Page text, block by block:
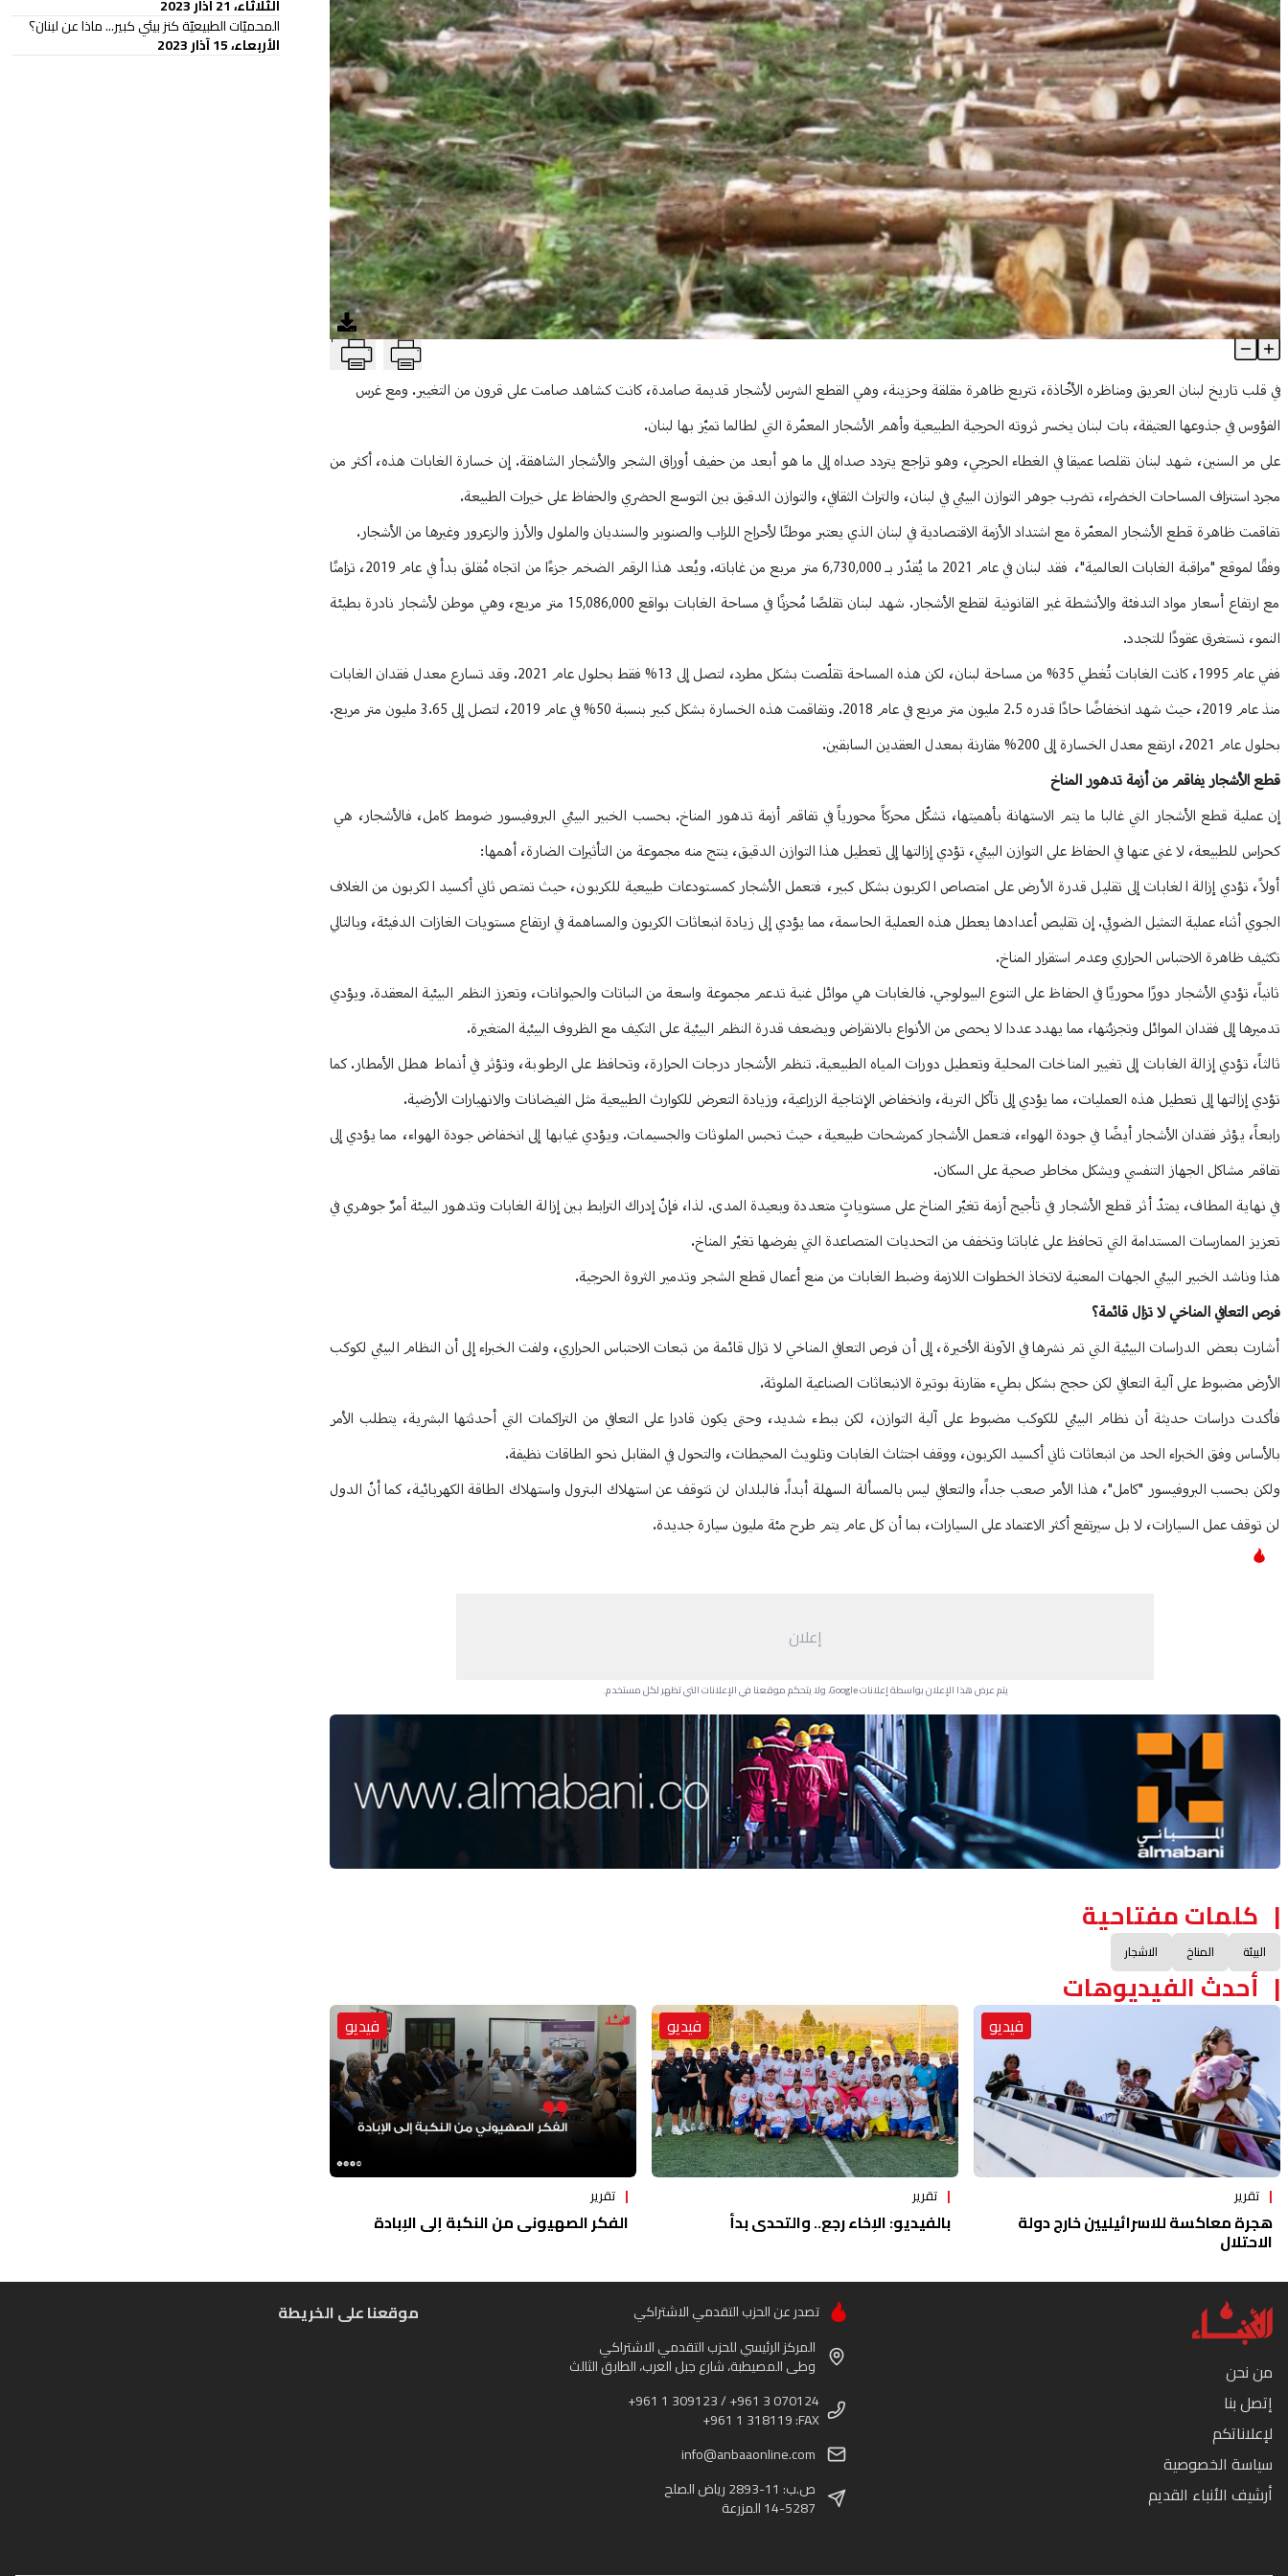
الفؤوس تنهش رئة لبنان.. نداء لإنقاذ ثروتنا الحرجيّة قبل فوات الأوان! T
Article Content
في قلب تاريخ لبنان العريق ومناظره الأخّاذة، تتربع ظاهرة مقلقة وحزينة، وهي القطع الشرس لأشجار قديمة صامدة، كانت كشاهد صامت على قرون من التغيير. ومع غرس
الفؤوس في جذوعها العتيقة، بات لبنان يخسر ثروته الحرجية الطبيعية وأهم الأشجار المعمّرة التي لطالما تميّز بها لبنان.
على مر السنين، شهد لبنان تقلصا عميقا في الغطاء الحرجي، وهو تراجع يتردد صداه إلى ما هو أبعد من حفيف أوراق الشجر والأشجار الشاهقة. إن خسارة الغابات هذه، أكثر من
مجرد استنزاف المساحات الخضراء، تضرب جوهر التوازن البيئي في لبنان، والتراث الثقافي، والتوازن الدقيق بين التوسع الحضري والحفاظ على خيرات الطبيعة.
تفاقمت ظاهرة قطع الأشجار المعمّرة مع اشتداد الأزمة الاقتصادية في لبنان الذي يعتبر موطنًا لأحراج اللزاب والصنوبر والسنديان والملول والأرز والزعرور وغيرها من الأشجار.
وفقًا لموقع "مراقبة الغابات العالمية"، فقد لبنان في عام 2021 ما يُقدّر بـ 6,730,000 متر مربع من غاباته. ويُعد هذا الرقم الضخم جزءًا من اتجاه مُقلق بدأ في عام 2019، تزامنًا
مع ارتفاع أسعار مواد التدفئة والأنشطة غير القانونية لقطع الأشجار. شهد لبنان تقلصًا مُحزنًا في مساحة الغابات بواقع 15,086,000 متر مربع، وهي موطن لأشجار نادرة بطيئة
النمو، تستغرق عقودًا للتجدد.
ففي عام 1995، كانت الغابات تُغطي 35% من مساحة لبنان، لكن هذه المساحة تقلّصت بشكل مطرد، لتصل إلى 13% فقط بحلول عام 2021. وقد تسارع معدل فقدان الغابات
منذ عام 2019، حيث شهد انخفاضًا حادًا قدره 2.5 مليون متر مربع في عام 2018. وتفاقمت هذه الخسارة بشكل كبير بنسبة 50% في عام 2019، لتصل إلى 3.65 مليون متر مربع.
بحلول عام 2021، ارتفع معدل الخسارة إلى 200% مقارنة بمعدل العقدين السابقين.
قطع الأشجار يفاقم من أزمة تدهور المناخ
إن عملية قطع الأشجار التي غالبا ما يتم الاستهانة بأهميتها، تشكّل محركاً محورياً في تفاقم أزمة تدهور المناخ. بحسب الخبير البيئي البروفيسور ضومط كامل، فالأشجار، هي
كحراس للطبيعة، لا غنى عنها في الحفاظ على التوازن البيئي، تؤدي إزالتها إلى تعطيل هذا التوازن الدقيق، ينتج منه مجموعة من التأثيرات الضارة، أهمها:
أولاً، تؤدي إزالة الغابات إلى تقليل قدرة الأرض على امتصاص الكربون بشكل كبير، فتعمل الأشجار كمستودعات طبيعية للكربون، حيث تمتص ثاني أكسيد الكربون من الغلاف
الجوي أثناء عملية التمثيل الضوئي. إن تقليص أعدادها يعطل هذه العملية الحاسمة، مما يؤدي إلى زيادة انبعاثات الكربون والمساهمة في ارتفاع مستويات الغازات الدفيئة، وبالتالي
تكثيف ظاهرة الاحتباس الحراري وعدم استقرار المناخ.
ثانياً، تؤدي الأشجار دورًا محوريًا في الحفاظ على التنوع البيولوجي. فالغابات هي موائل غنية تدعم مجموعة واسعة من النباتات والحيوانات، وتعزز النظم البيئية المعقدة. ويؤدي
تدميرها إلى فقدان الموائل وتجزئتها، مما يهدد عددا لا يحصى من الأنواع بالانقراض ويضعف قدرة النظم البيئية على التكيف مع الظروف البيئية المتغيرة.
ثالثاً، تؤدي إزالة الغابات إلى تغيير المناخات المحلية وتعطيل دورات المياه الطبيعية. تنظم الأشجار درجات الحرارة، وتحافظ على الرطوبة، وتؤثر في أنماط هطل الأمطار. كما
تؤدي إزالتها إلى تعطيل هذه العمليات، مما يؤدي إلى تآكل التربة، وانخفاض الإنتاجية الزراعية، وزيادة التعرض للكوارث الطبيعية مثل الفيضانات والانهيارات الأرضية.
رابعاً، يؤثر فقدان الأشجار أيضًا في جودة الهواء، فتعمل الأشجار كمرشحات طبيعية، حيث تحبس الملوثات والجسيمات. ويؤدي غيابها إلى انخفاض جودة الهواء، مما يؤدي إلى
تفاقم مشاكل الجهاز التنفسي ويشكل مخاطر صحية على السكان.
في نهاية المطاف، يمتدّ أثر قطع الأشجار في تأجيج أزمة تغيّر المناخ على مستوياتٍ متعددة وبعيدة المدى. لذا، فإنّ إدراك الترابط بين إزالة الغابات وتدهور البيئة أمرٌ جوهري في
تعزيز الممارسات المستدامة التي تحافظ على غاباتنا وتخفف من التحديات المتصاعدة التي يفرضها تغيّر المناخ.
هذا وناشد الخبير البيئي الجهات المعنية لاتخاذ الخطوات اللازمة وضبط الغابات من منع أعمال قطع الشجر وتدمير الثروة الحرجية.
فرص التعافي المناخي لا تزال قائمة؟
أشارت بعض الدراسات البيئية التي تم نشرها في الآونة الأخيرة، إلى أن فرص التعافي المناخي لا تزال قائمة من تبعات الاحتباس الحراري، ولفت الخبراء إلى أن النظام البيئي لكوكب
الأرض مضبوط على آلية التعافي لكن حجج بشكل بطيء مقارنة بوتيرة الانبعاثات الصناعية الملوثة.
فأكدت دراسات حديثة أن نظام البيئي للكوكب مضبوط على آلية التوازن، لكن ببطء شديد، وحتى يكون قادرا على التعافي من التراكمات التي أحدثتها البشرية، يتطلب الأمر
بالأساس وفق الخبراء الحد من انبعاثات ثاني أكسيد الكربون، ووقف اجتثاث الغابات وتلويث المحيطات، والتحول في المقابل نحو الطاقات نظيفة.
ولكن بحسب البروفيسور "كامل"، هذا الأمر صعب جداً، والتعافي ليس بالمسألة السهلة أبداً. فالبلدان لن تتوقف عن استهلاك البترول واستهلاك الطاقة الكهربائية، كما أنّ الدول
لن توقف عمل السيارات، لا بل سيرتفع أكثر الاعتماد على السيارات، بما أن كل عام يتم طرح مئة مليون سيارة جديدة.
إعلان
يتم عرض هذا الإعلان بواسطة إعلانات Google، ولا يتحكم موقعنا في الإعلانات التي تظهر لكل مستخدم.
Advertisement Section
كلمات مفتاحية
البيئة المناخ الاشجار
أحدث الفيديوهات
فيديو
تقرير
هجرة معاكسة للاسرائيليين خارج دولة
الاحتلال
فيديو
تقرير
بالفيديو: الإخاء رجع.. والتحدي بدأ
فيديو
تقرير
الفكر الصهيوني من النكبة إلى الإبادة
الثلاثاء، 21 آذار 2023
المحميّات الطبيعيّة كنز بيئي كبير... ماذا عن لبنان؟
الأربعاء، 15 آذار 2023
من نحن
إتصل بنا
لإعلاناتكم
سياسة الخصوصية
أرشيف الأنباء القديم
تصدر عن الحزب التقدمي الاشتراكي
المركز الرئيسي للحزب التقدمي الاشتراكي
وطى المصيطبة، شارع جبل العرب، الطابق الثالث
+961 1 309123 / +961 3 070124
+961 1 318119 :FAX
info@anbaaonline.com
ص.ب: 11-2893 رياض الصلح
14-5287 المزرعة
موقعنا على الخريطة